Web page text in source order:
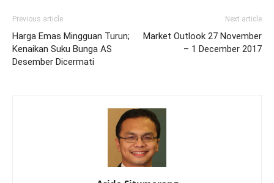
Previous article
Harga Emas Mingguan Turun;
Kenaikan Suku Bunga AS
Desember Dicermati
Next article
Market Outlook 27 November
– 1 December 2017